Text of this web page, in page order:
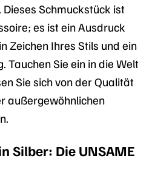
Schmuckstück ist
es ist ein Ausdruck
Zeichen Ihres Stils und ein
Tauchen Sie ein in die Welt
Sie sich von der Qualität
außergewöhnlichen
Silber: Die UNSAME